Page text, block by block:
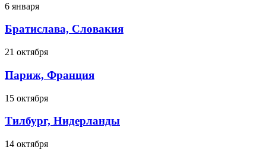
6 января
Братислава, Словакия
21 октября
Париж, Франция
15 октября
Тилбург, Нидерланды
14 октября